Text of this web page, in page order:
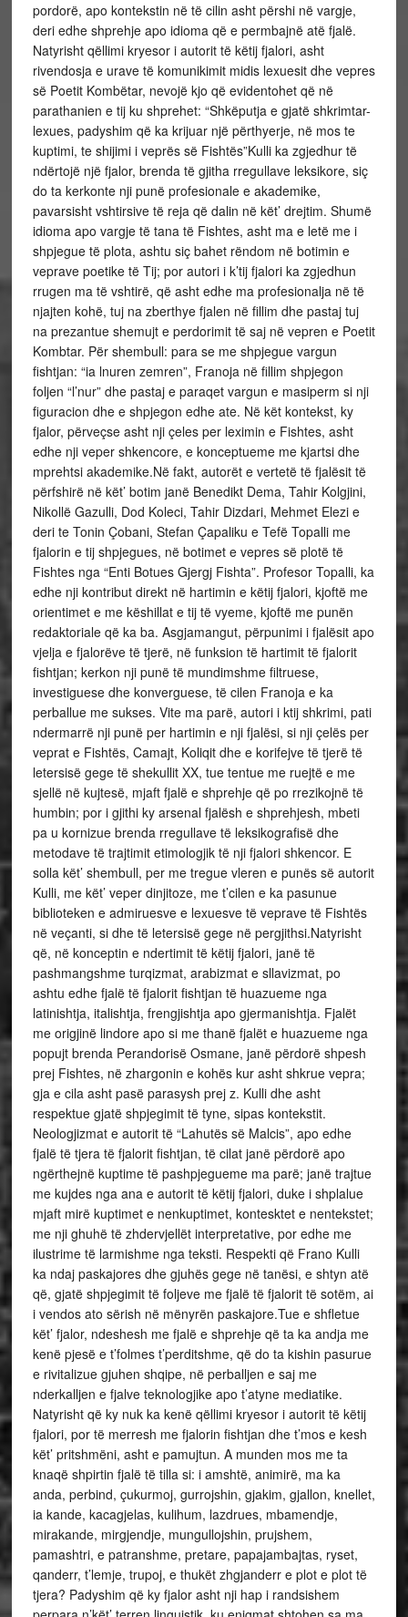
pordorë, apo kontekstin në të cilin asht përshi në vargje,
deri edhe shprehje apo idioma që e permbajnë atë fjalë.
Natyrisht qëllimi kryesor i autorit të këtij fjalori, asht
rivendosja e urave të komunikimit midis lexuesit dhe vepres
së Poetit Kombëtar, nevojë kjo që evidentohet që në
parathanien e tij ku shprehet: “Shkëputja e gjatë shkrimtar-
lexues, padyshim që ka krijuar një përthyerje, në mos te
kuptimi, te shijimi i veprës së Fishtës”Kulli ka zgjedhur të
ndërtojë një fjalor, brenda të gjitha rregullave leksikore, siç
do ta kerkonte nji punë profesionale e akademike,
pavarsisht vshtirsive të reja që dalin në kët’ drejtim. Shumë
idioma apo vargje të tana të Fishtes, asht ma e letë me i
shpjegue të plota, ashtu siç bahet rëndom në botimin e
veprave poetike të Tij; por autori i k’tij fjalori ka zgjedhun
rrugen ma të vshtirë, që asht edhe ma profesionalja në të
njajten kohë, tuj na zberthye fjalen në fillim dhe pastaj tuj
na prezantue shemujt e perdorimit të saj në vepren e Poetit
Kombtar. Për shembull: para se me shpjegue vargun
fishtjan: “ia lnuren zemren”, Franoja në fillim shpjegon
foljen “l’nur” dhe pastaj e paraqet vargun e masiperm si nji
figuracion dhe e shpjegon edhe ate. Në kët kontekst, ky
fjalor, përveçse asht nji çeles per leximin e Fishtes, asht
edhe nji veper shkencore, e konceptueme me kjartsi dhe
mprehtsi akademike.Në fakt, autorët e vertetë të fjalësit të
përfshirë në kët’ botim janë Benedikt Dema, Tahir Kolgjini,
Nikollë Gazulli, Dod Koleci, Tahir Dizdari, Mehmet Elezi e
deri te Tonin Çobani, Stefan Çapaliku e Tefë Topalli me
fjalorin e tij shpjegues, në botimet e vepres së plotë të
Fishtes nga “Enti Botues Gjergj Fishta”. Profesor Topalli, ka
edhe nji kontribut direkt në hartimin e këtij fjalori, kjoftë me
orientimet e me këshillat e tij të vyeme, kjoftë me punën
redaktoriale që ka ba. Asgjamangut, përpunimi i fjalësit apo
vjelja e fjalorëve të tjerë, në funksion të hartimit të fjalorit
fishtjan; kerkon nji punë të mundimshme filtruese,
investiguese dhe konverguese, të cilen Franoja e ka
perballue me sukses. Vite ma parë, autori i ktij shkrimi, pati
ndermarrë nji punë per hartimin e nji fjalësi, si nji çelës per
veprat e Fishtës, Camajt, Koliqit dhe e korifejve të tjerë të
letersisë gege të shekullit XX, tue tentue me ruejtë e me
sjellë në kujtesë, mjaft fjalë e shprehje që po rrezikojnë të
humbin; por i gjithi ky arsenal fjalësh e shprehjesh, mbeti
pa u kornizue brenda rregullave të leksikografisë dhe
metodave të trajtimit etimologjik të nji fjalori shkencor. E
solla kët’ shembull, per me tregue vleren e punës së autorit
Kulli, me kët’ veper dinjitoze, me t’cilen e ka pasunue
biblioteken e admiruesve e lexuesve të veprave të Fishtës
në veçanti, si dhe të letersisë gege në pergjithsi.Natyrisht
që, në konceptin e ndertimit të këtij fjalori, janë të
pashmangshme turqizmat, arabizmat e sllavizmat, po
ashtu edhe fjalë të fjalorit fishtjan të huazueme nga
latinishtja, italishtja, frengjishtja apo gjermanishtja. Fjalët
me origjinë lindore apo si me thanë fjalët e huazueme nga
popujt brenda Perandorisë Osmane, janë përdorë shpesh
prej Fishtes, në zhargonin e kohës kur asht shkrue vepra;
gja e cila asht pasë parasysh prej z. Kulli dhe asht
respektue gjatë shpjegimit të tyne, sipas kontekstit.
Neologjizmat e autorit të “Lahutës së Malcis”, apo edhe
fjalë të tjera të fjalorit fishtjan, të cilat janë përdorë apo
ngërthejnë kuptime të pashpjegueme ma parë; janë trajtue
me kujdes nga ana e autorit të këtij fjalori, duke i shplalue
mjaft mirë kuptimet e nenkuptimet, kontesktet e nentekstet;
me nji ghuhë të zhdervjellët interpretative, por edhe me
ilustrime të larmishme nga teksti. Respekti që Frano Kulli
ka ndaj paskajores dhe gjuhës gege në tanësi, e shtyn atë
që, gjatë shpjegimit të foljeve me fjalë të fjalorit të sotëm, ai
i vendos ato sërish në mënyrën paskajore.Tue e shfletue
kët’ fjalor, ndeshesh me fjalë e shprehje që ta ka andja me
kenë pjesë e t’folmes t’perditshme, që do ta kishin pasurue
e rivitalizue gjuhen shqipe, në perballjen e saj me
nderkalljen e fjalve teknologjike apo t’atyne mediatike.
Natyrisht që ky nuk ka kenë qëllimi kryesor i autorit të këtij
fjalori, por të merresh me fjalorin fishtjan dhe t’mos e kesh
kët’ pritshmëni, asht e pamujtun. A munden mos me ta
knaqë shpirtin fjalë të tilla si: i amshtë, animirë, ma ka
anda, perbind, çukurmoj, gurrojshin, gjakim, gjallon, knellet,
ia kande, kacagjelas, kulihum, lazdrues, mbamendje,
mirakande, mirgjendje, mungullojshin, prujshem,
pamashtri, e patranshme, pretare, papajambajtas, ryset,
qanderr, t’lemje, trupoj, e thukët zhgjanderr e plot e plot të
tjera? Padyshim që ky fjalor asht nji hap i randsishem